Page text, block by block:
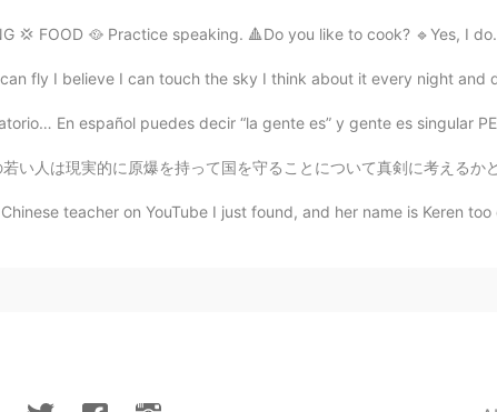
EN
you take this photo? I like it
💢 FOOD 🥘 Practice speaking. 🔺Do you like to cook? 🔹Yes, I
fly I believe I can touch the sky I think about it every night and
En español puedes decir “la gente es” y gente es singular
実的に原爆を持って国を守ることについて真剣に考えるかどうかはわかりません。しかし、どう考えてもこの若い人の考え方は思った
teacher on YouTube I just found, and her name is Keren too